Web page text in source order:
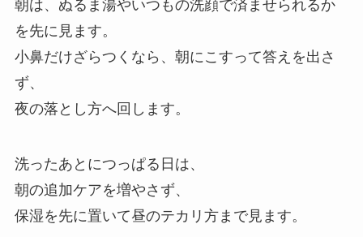
朝は、ぬるま湯やいつもの洗顔で済ませられるか
を先に見ます。
小鼻だけざらつくなら、朝にこすって答えを出さ
ず、
夜の落とし方へ回します。
洗ったあとにつっぱる日は、
朝の追加ケアを増やさず、
保湿を先に置いて昼のテカリ方まで見ます。